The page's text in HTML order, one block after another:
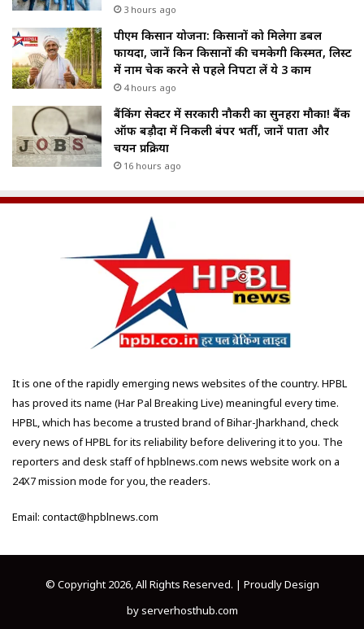
3 hours ago
पीएम किसान योजना: किसानों को मिलेगा डबल
फायदा, जानें किन किसानों की चमकेगी किस्मत, लिस्ट
में नाम चेक करने से पहले निपटा लें ये 3 काम
4 hours ago
बैंकिंग सेक्टर में सरकारी नौकरी का सुनहरा मौका! बैंक
ऑफ बड़ौदा में निकली बंपर भर्ती, जानें पात्रता और
चयन प्रक्रिया
16 hours ago
It is one of the rapidly emerging news websites of the country. HPBL
has proved its name (Har Pal Breaking Live) meaningful every time.
HPBL, which has become a trusted brand of Bihar-Jharkhand, check
every news of HPBL for its reliability before delivering it to you. The
reporters and desk staff of hpblnews.com news website work on a
24X7 mission mode for you, the readers.
Email: contact@hpblnews.com
© Copyright 2026, All Rights Reserved. | Proudly Design
byserverhosthub.com